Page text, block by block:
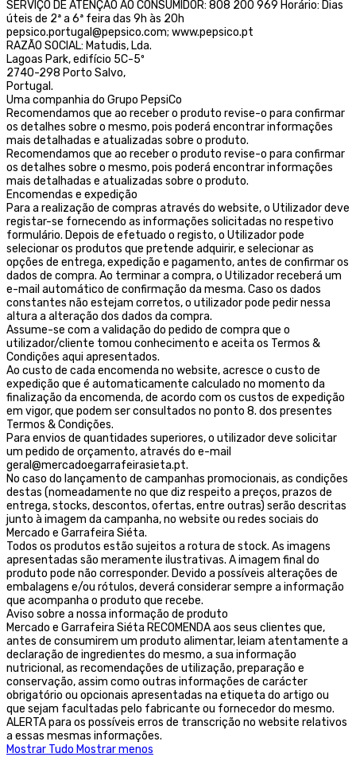
SERVIÇO DE ATENÇÃO AO CONSUMIDOR: 808 200 969 Horário: Dias
úteis de 2ª a 6ª feira das 9h às 20h
pepsico.portugal@pepsico.com; www.pepsico.pt
RAZÃO SOCIAL: Matudis, Lda.
Lagoas Park, edifício 5C-5º
2740-298 Porto Salvo,
Portugal.
Uma companhia do Grupo PepsiCo
Recomendamos que ao receber o produto revise-o para confirmar
os detalhes sobre o mesmo, pois poderá encontrar informações
mais detalhadas e atualizadas sobre o produto.
Recomendamos que ao receber o produto revise-o para confirmar
os detalhes sobre o mesmo, pois poderá encontrar informações
mais detalhadas e atualizadas sobre o produto.
Encomendas e expedição
Para a realização de compras através do website, o Utilizador deve
registar-se fornecendo as informações solicitadas no respetivo
formulário. Depois de efetuado o registo, o Utilizador pode
selecionar os produtos que pretende adquirir, e selecionar as
opções de entrega, expedição e pagamento, antes de confirmar os
dados de compra. Ao terminar a compra, o Utilizador receberá um
e-mail automático de confirmação da mesma. Caso os dados
constantes não estejam corretos, o utilizador pode pedir nessa
altura a alteração dos dados da compra.
Assume-se com a validação do pedido de compra que o
utilizador/cliente tomou conhecimento e aceita os Termos &
Condições aqui apresentados.
Ao custo de cada encomenda no website, acresce o custo de
expedição que é automaticamente calculado no momento da
finalização da encomenda, de acordo com os custos de expedição
em vigor, que podem ser consultados no ponto 8. dos presentes
Termos & Condições.
Para envios de quantidades superiores, o utilizador deve solicitar
um pedido de orçamento, através do e-mail
geral@mercadoegarrafeirasieta.pt.
No caso do lançamento de campanhas promocionais, as condições
destas (nomeadamente no que diz respeito a preços, prazos de
entrega, stocks, descontos, ofertas, entre outras) serão descritas
junto à imagem da campanha, no website ou redes sociais do
Mercado e Garrafeira Siéta.
Todos os produtos estão sujeitos a rotura de stock. As imagens
apresentadas são meramente ilustrativas. A imagem final do
produto pode não corresponder. Devido a possíveis alterações de
embalagens e/ou rótulos, deverá considerar sempre a informação
que acompanha o produto que recebe.
Aviso sobre a nossa informação de produto
Mercado e Garrafeira Siéta RECOMENDA aos seus clientes que,
antes de consumirem um produto alimentar, leiam atentamente a
declaração de ingredientes do mesmo, a sua informação
nutricional, as recomendações de utilização, preparação e
conservação, assim como outras informações de carácter
obrigatório ou opcionais apresentadas na etiqueta do artigo ou
que sejam facultadas pelo fabricante ou fornecedor do mesmo.
ALERTA para os possíveis erros de transcrição no website relativos
a essas mesmas informações.
Mostrar Tudo Mostrar menos